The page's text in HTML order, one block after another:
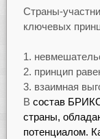
Страны-
ключевых
принцип
взаимная
В состав
страны,
потенциалом.